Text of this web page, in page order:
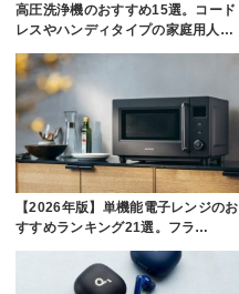
高圧洗浄機のおすすめ15選。コード
レスやハンディタイプの家庭用人…
【2026年版】単機能電子レンジのお
すすめランキング21選。フラ…